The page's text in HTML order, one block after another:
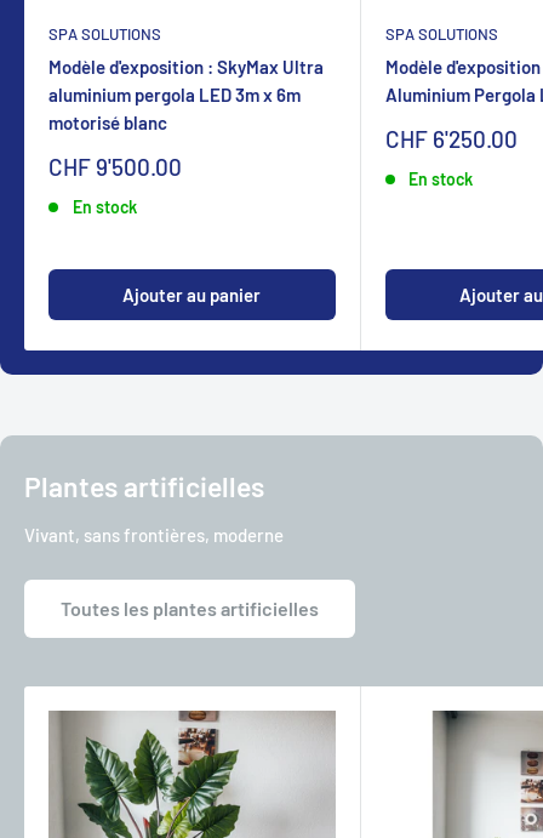
SPA SOLUTIONS
Modèle d'exposition : SkyMax Ultra
aluminium pergola LED 3m x 6m
motorisé blanc
Sonderpreis
CHF 9'500.00
En stock
Ajouter au panier
SPA SOLUTIONS
Modèle
Aluminium Pergola
Sonderpreis
CHF 6'250.00
En stock
Ajouter
Plantes artificielles
Vivant, sans frontières, moderne
Toutes les plantes artificielles